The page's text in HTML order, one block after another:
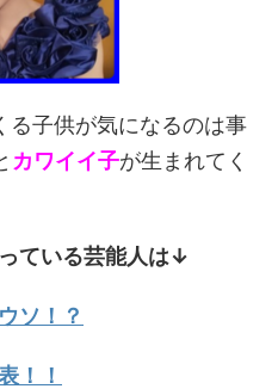
る子供が気になるのは事
カワイイ子が生まれてく
ている芸能人は↓
ソ！？
！！